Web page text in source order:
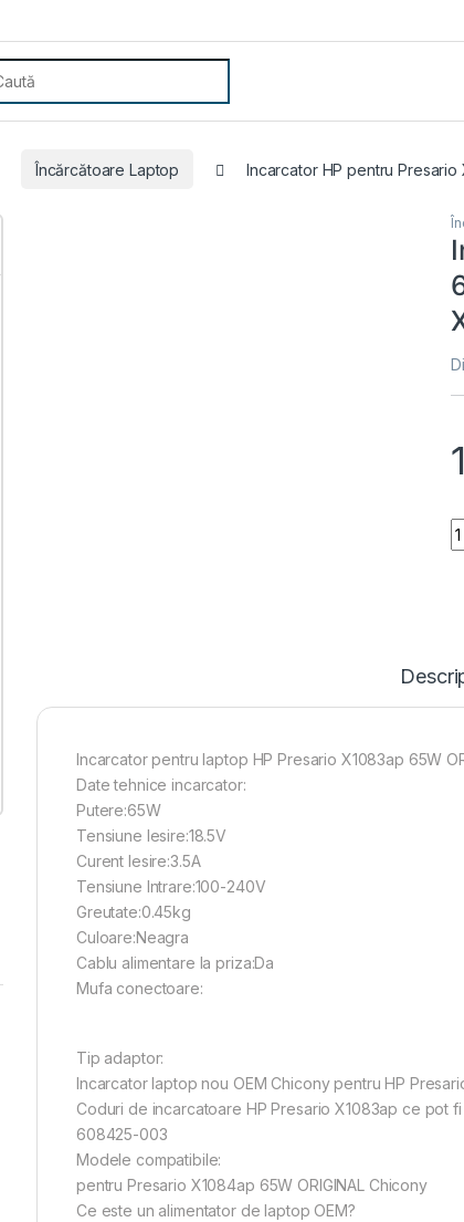
for:
Încărcătoare Laptop Incarcator HP pentru Presario
Incarcator pentru laptop HP Presario X1083ap 65W
Date tehnice incarcator:
Putere:65W
Tensiune Iesire:18.5V
Curent Iesire:3.5A
Tensiune Intrare:100-240V
Greutate:0.45kg
Culoare:Neagra
Cablu alimentare la priza:Da
Mufa conectoare:
Tip adaptor:
Incarcator laptop nou OEM Chicony pentru HP
Coduri de incarcatoare HP Presario X1083ap ce pot
608425-003
Modele compatibile:
pentru Presario X1084ap 65W ORIGINAL Chicony
Ce este un alimentator de laptop OEM?